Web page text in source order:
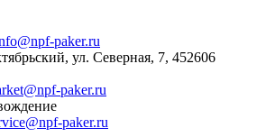
paker.ru
ул. Северная, 7, 452606
paker.ru
paker.ru